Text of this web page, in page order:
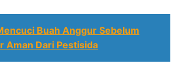
Buah Anggur Sebelum
Aman Dari Pestisida